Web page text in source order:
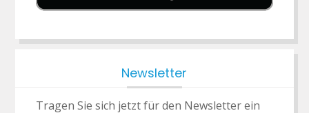
Newsletter
Tragen Sie sich jetzt für den Newsletter ein